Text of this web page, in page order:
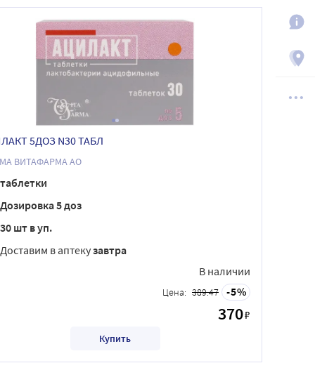
5ДОЗ N30 ТАБЛ
ФИРМА ВИТАФАРМА АО
таблетки
Дозировка 5 доз
30 шт в уп.
Доставим в аптекузавтра
В наличии
Цена: 389.47 5
370₽
Купить